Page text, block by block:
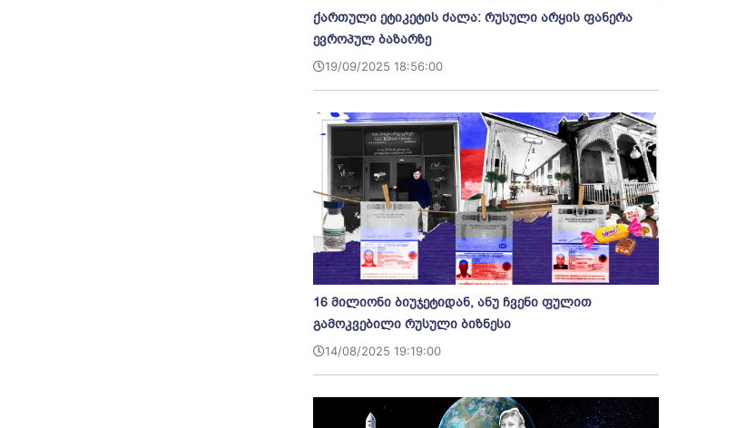
ქართული ეტიკეტის ძალა: რუსული არყის ფანერა
ევროპულ ბაზარზე
19/09/2025 18:56:00
16 მილიონი ბიუჯეტიდან, ანუ ჩვენი ფულით
გამოკვებილი რუსული ბიზნესი
14/08/2025 19:19:00